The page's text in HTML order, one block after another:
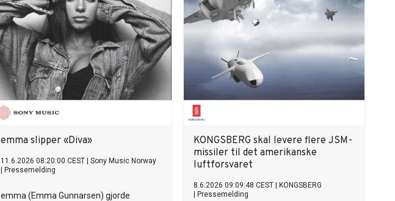
emma slipper «Diva»
11.6.2026 08:20:00 CEST
Sony Music Norway
Pressemelding
emma (Emma Gunnarsen) gjorde
KONGSBERG skal levere flere JSM-
missiler til det amerikanske
luftforsvaret
8.6.2026 09:09:48 CEST
KONGSBERG
Pressemelding